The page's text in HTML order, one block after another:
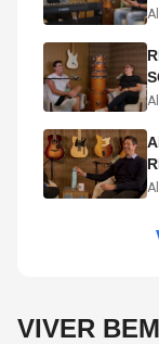
segue com o
VIVER BEM